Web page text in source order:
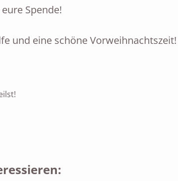
Spende!
und eine schöne Vorweihnachtszeit!